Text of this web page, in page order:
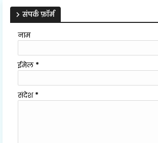
संपर्क फ़ॉर्म
नाम
ईमेल *
संदेश *